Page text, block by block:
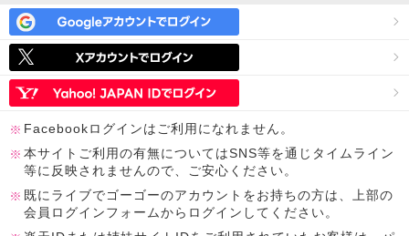
Facebookログインはご利用になれません。
本サイトご利用の有無についてはSNS等を通じタイムライン
等に反映されませんので、ご安心ください。
既にライブでゴーゴーのアカウントをお持ちの方は、上部の
会員ログインフォームからログインしてください。